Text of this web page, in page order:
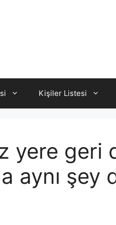
Kişiler Listesi
yere
aynı şey